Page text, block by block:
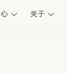
关于